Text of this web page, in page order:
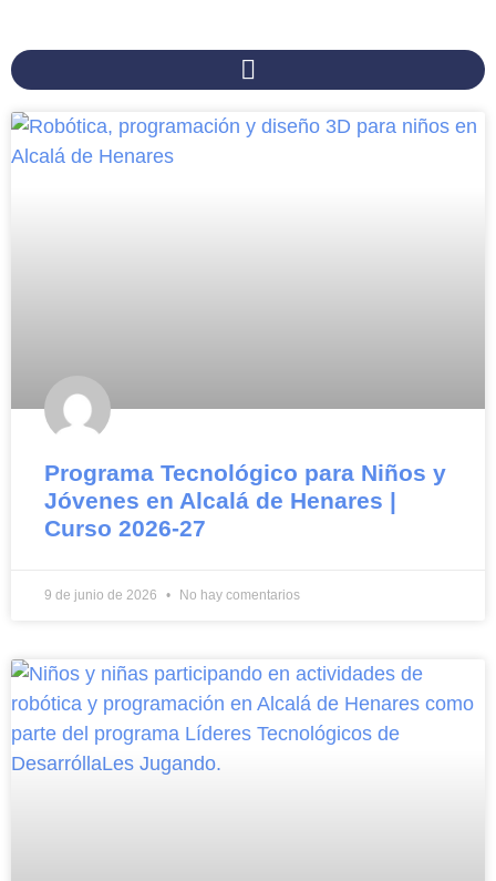
Programa Tecnológico para Niños y
Jóvenes en Alcalá de Henares |
Curso 2026-27
9 de junio de 2026 No hay comentarios